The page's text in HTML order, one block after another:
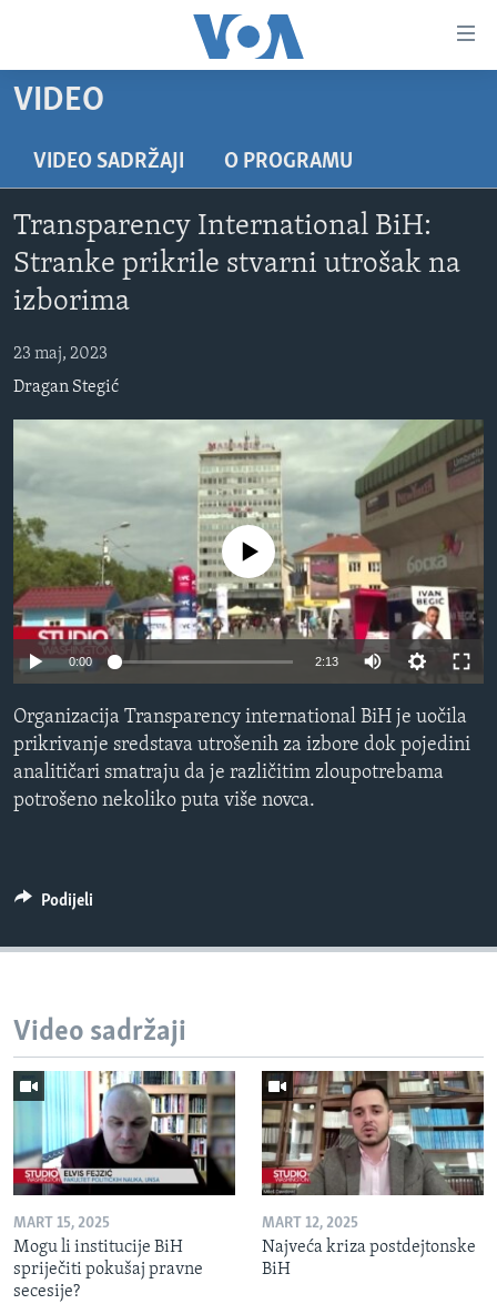
glavni
Pređi
na
glavnu
navigaciju
Idi
na
VIDEO
VIJESTI
SJEDINJENE AMERIČKE DRŽAVE
SVIJET
NAUKA I TEHNOLOGIJA
KORUPCIJA
SLOBODA MEDIJA
ŽENSKA STRANA
MAGAZIN
O GLASU AMERIKE
Learning English
PRATITE NAS
Jezici
VIDEO
VIDEO SADRŽAJI O PROGRAMU
Transparency International BiH:
Stranke prikrile stvarni utrošak na
izborima
23 maj, 2023
Dragan Stegić
No media source currently available
0:00 2:13
Organizacija Transparency international BiH je uočila
prikrivanje sredstava utrošenih za izbore dok pojedini
analitičari smatraju da je različitim zloupotrebama
potrošeno nekoliko puta više novca.
Podijeli
Video sadržaji
MART 15, 2025
Mogu li institucije BiH
spriječiti pokušaj pravne
secesije?
MART 12, 2025
Najveća kriza postdejtonske
BiH